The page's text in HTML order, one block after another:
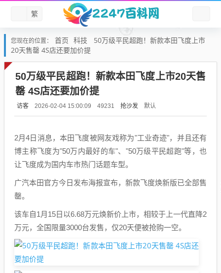
繁
您现在的位置： 首页 科技
50万级平民超跑！新款本田飞度上市
20天售罄 4S店还要加价提
50万级平民超跑！新款本田飞度上市20天售
罄 4S店还要加价提
访客 2026-02-04 15:00:09 49231 抢沙发 默认
2月4日消息，本田飞度被网友戏称为"工业奇迹"，并且还有
博主称飞度为"50万内最好的车"、"50万级平民超跑"等，也
让飞度成为国内车市热门话题车型。
广汽本田官方今日发布海报宣布，新款飞度焕新版已全部售
罄。
该车自1月15日以6.68万元焕新价上市，相较于上一代直降2
万元，全国限量3000台发售，仅20天便被抢购一空。